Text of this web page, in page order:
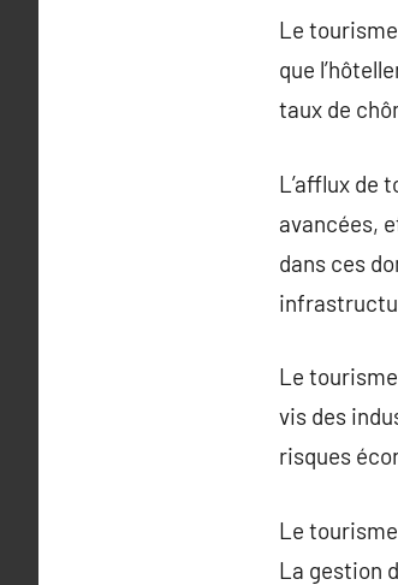
Le
que
taux de
L’afflux de
avancées,
dans ces
Le
vis des
risques
Le
La gestion